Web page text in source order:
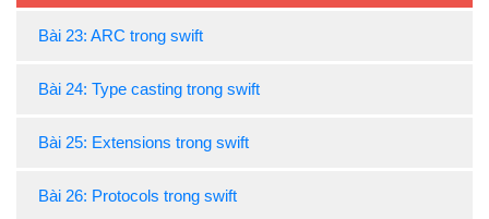
Bài 23: ARC trong swift
Bài 24: Type casting trong swift
Bài 25: Extensions trong swift
Bài 26: Protocols trong swift